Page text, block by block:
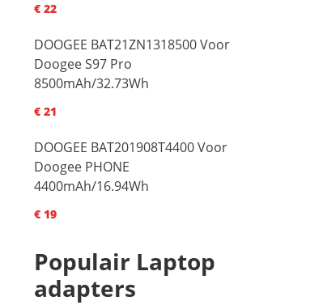
€ 22
DOOGEE BAT21ZN1318500 Voor
Doogee S97 Pro
8500mAh/32.73Wh
€ 21
DOOGEE BAT201908T4400 Voor
Doogee PHONE
4400mAh/16.94Wh
€ 19
Populair Laptop
adapters